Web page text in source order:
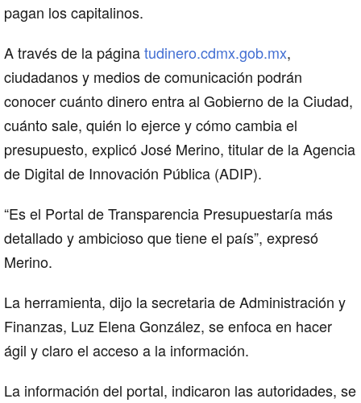
pagan los capitalinos.
A través de la páginatudinero.cdmx.gob.mx,
ciudadanos y medios de comunicación podrán
conocer cuánto dinero entra al Gobierno de la Ciudad,
cuánto sale, quién lo ejerce y cómo cambia el
presupuesto, explicó José Merino, titular de la Agencia
de Digital de Innovación Pública (ADIP).
“Es el Portal de Transparencia Presupuestaría más
detallado y ambicioso que tiene el país”, expresó
Merino.
La herramienta, dijo la secretaria de Administración y
Finanzas, Luz Elena González, se enfoca en hacer
ágil y claro el acceso a la información.
La información del portal, indicaron las autoridades, se